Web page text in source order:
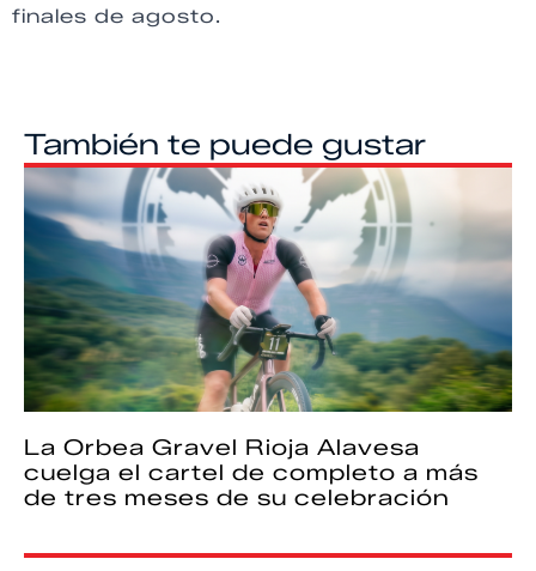
finales de agosto.
También te puede gustar
La Orbea Gravel Rioja Alavesa
cuelga el cartel de completo a más
de tres meses de su celebración